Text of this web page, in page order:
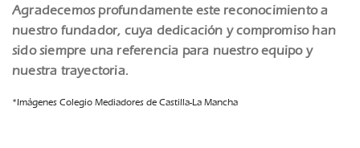
Agradecemos profundamente este reconocimiento a
nuestro fundador, cuya dedicación y compromiso han
sido siempre una referencia para nuestro equipo y
nuestra trayectoria.
*Imágenes Colegio Mediadores de Castilla-La Mancha